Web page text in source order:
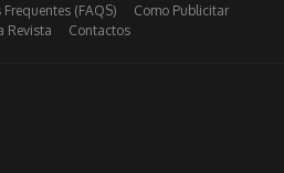
(FAQS)
Como Publicitar
Revista
Contactos